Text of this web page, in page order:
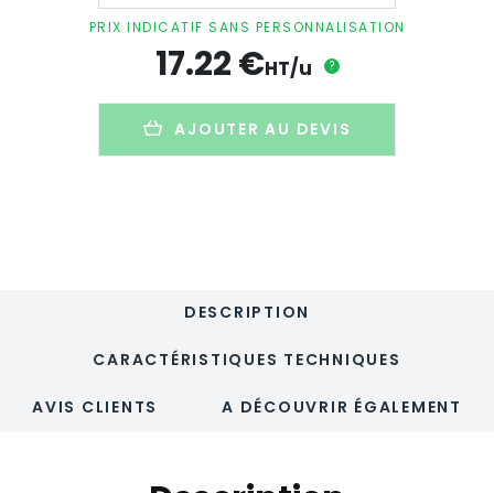
A4
publicitaire
élastique
-
PRIX INDICATIF SANS PERSONNALISATION
17.22€HT/u ?
AJOUTER AU DEVIS
DESCRIPTION
CARACTÉRISTIQUES TECHNIQUES
AVIS CLIENTS A DÉCOUVRIR ÉGALEMENT